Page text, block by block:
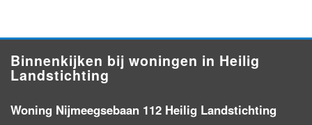
Binnenkijken bij woningen in Heilig
Landstichting
Woning Nijmeegsebaan 112 Heilig Landstichting